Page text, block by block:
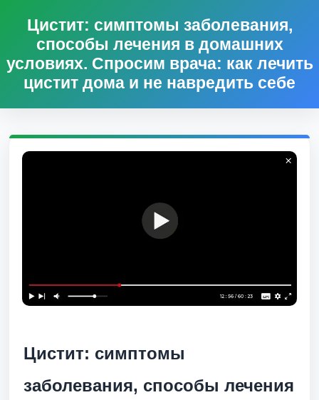
Цистит: симптомы заболевания,
способы лечения в домашних
условиях. Спросим врача: как лечить
цистит дома и не навредить себе
Цистит: симптомы
заболевания, способы лечения